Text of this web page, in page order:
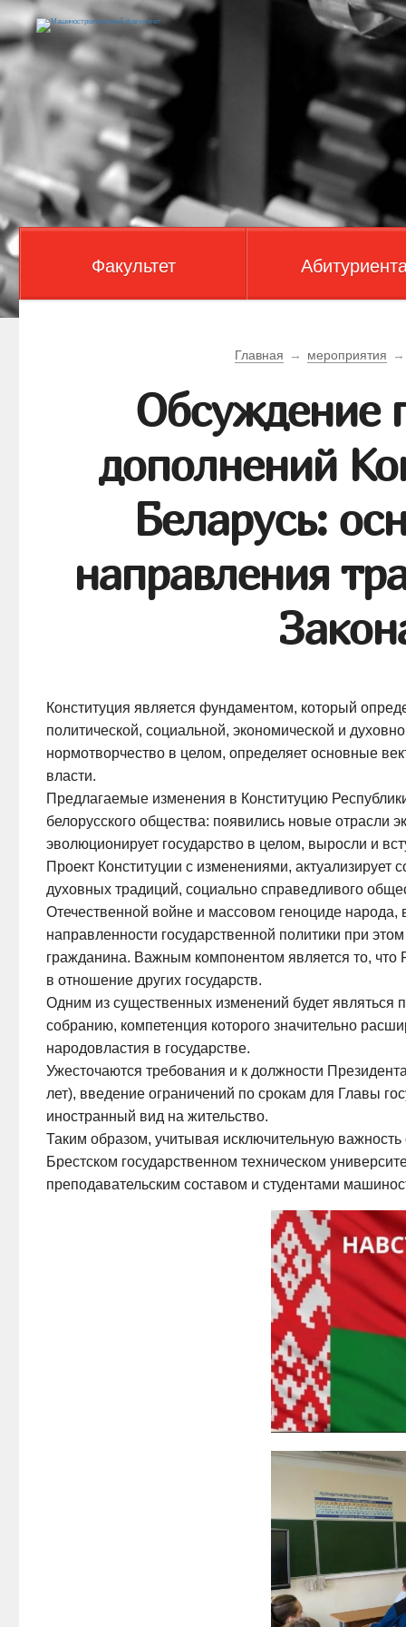
Факультет
Главная → мероприятия →
Обсуждение
дополнений
Беларусь:
направления
Конституция является фундаментом, который
политической, социальной, экономической и
нормотворчество в целом, определяет основные
власти.
Предлагаемые изменения в Конституцию
белорусского общества: появились новые отрасли
эволюционирует государство в целом, выросли и
Проект Конституции с изменениями, актуализирует
духовных традиций, социально справедливого
Отечественной войне и массовом геноциде народа,
направленности государственной политики при
гражданина. Важным компонентом является то, что
в отношение других государств.
Одним из существенных изменений будет являться
собранию, компетенция которого значительно
народовластия в государстве.
Ужесточаются требования и к должности
лет), введение ограничений по срокам для Главы
иностранный вид на жительство.
Таким образом, учитывая исключительную
Брестском государственном техническом
преподавательским составом и студентами